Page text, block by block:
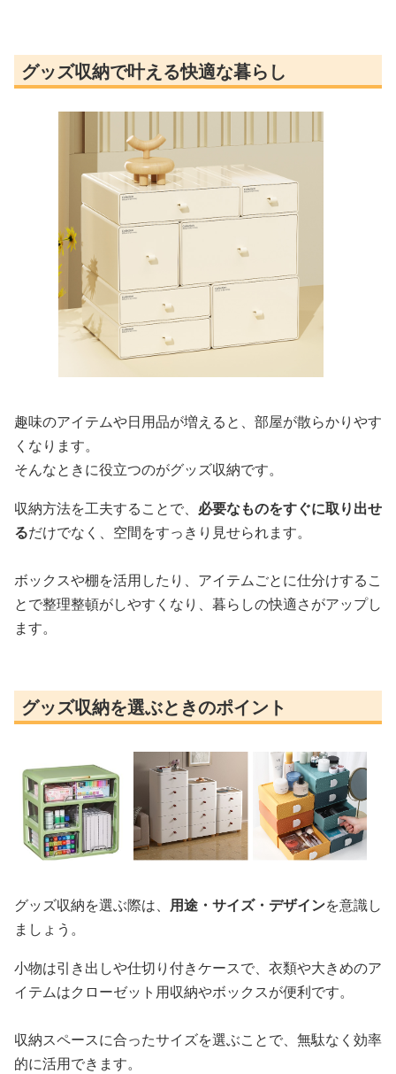
グッズ収納で叶える快適な暮らし
趣味のアイテムや日用品が増えると、部屋が散らかりやす
くなります。
そんなときに役立つのがグッズ収納です。
収納方法を工夫することで、 必要なものをすぐに取り出せ
るだけでなく、空間をすっきり見せられます。
ボックスや棚を活用したり、アイテムごとに仕分けするこ
とで整理整頓がしやすくなり、暮らしの快適さがアップし
ます。
グッズ収納を選ぶときのポイント
グッズ収納を選ぶ際は、 用途・サイズ・デザインを意識し
ましょう。
小物は引き出しや仕切り付きケースで、衣類や大きめのア
イテムはクローゼット用収納やボックスが便利です。
収納スペースに合ったサイズを選ぶことで、無駄なく効率
的に活用できます。